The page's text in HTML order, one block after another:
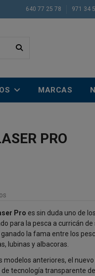
640 77 25 78 971 34
MARCAS
PRO
Pro es sin duda uno de
para la pesca a curricán
la fama entre los
lubinas y albacoras.
modelos anteriores, el
tecnología transparente